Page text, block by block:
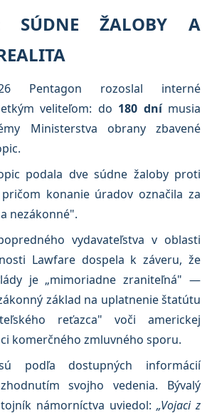
SÚDNE ŽALOBY A
Pentagon rozoslal interné
veliteľom: do 180 dnímusia
Ministerstva obrany zbavené
podala dve súdne žaloby proti
konanie úradov označila za
nezákonné".
vydavateľstva v oblasti
Lawfare dospela k záveru, že
je „mimoriadne zraniteľná" —
základ na uplatnenie štatútu
reťazca" voči americkej
komerčného zmluvného sporu.
podľa dostupných informácií
svojho vedenia. Bývalý
námorníctva uviedol: „Vojaci z